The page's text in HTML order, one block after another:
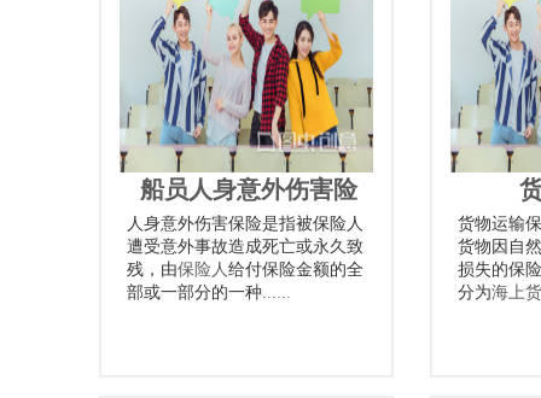
船员人身意外伤害险
人身意外伤害保险是指被保险人
遭受意外事故造成死亡或永久致
残，由保险人给付保险金额的全
部或一部分的一种......
货物运输
货物因自
损失的保
分为海上